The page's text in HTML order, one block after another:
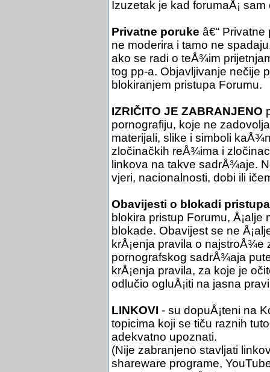
Izuzetak je kad forumaÅ¡
Privatne poruke â€“
ne moderira i tamo ne
ako se radi o teÅ¾im
tog pp-a. Objavljivanje nečije
blokiranjem pristupa Forumu.
IZRIČITO JE ZABRANJENO
pornografiju, koje ne
materijali, slike i simboli
zločinačkih reÅ¾ima i
linkova na takve sadrÅ¾aje.
vjeri, nacionalnosti, dobi ili
Obavijesti o blokadi pristupa
blokira pristup Forumu,
blokade. Obavijest se ne
krÅ¡enja pravila o
pornografskog sadrÅ¾aja
krÅ¡enja pravila, za koje je
odlučio ogluÅ¡iti na jasna
LINKOVI - su dopuÅ¡teni na
topicima koji se tiču raznih
adekvatno upoznati.
(Nije zabranjeno stavljati
shareware programe,